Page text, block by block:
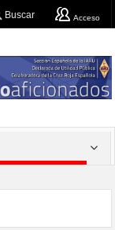
Buscar Acceso